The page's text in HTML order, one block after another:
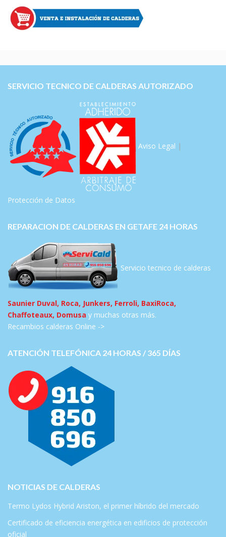
SERVICIO TECNICO DE CALDERAS AUTORIZADO
Aviso Legal |
Protección de Datos
REPARACION DE CALDERAS EN GETAFE 24 HORAS
Servicio tecnico de calderas
Saunier Duval, Roca, Junkers, Ferroli, BaxiRoca,
Chaffoteaux, Domusa y muchas otras más.
Recambios calderas Online ->
ATENCIÓN TELEFÓNICA 24 HORAS / 365 DÍAS
NOTICIAS DE CALDERAS
Termo Lydos Hybrid Ariston, el primer híbrido del mercado
Certificado de eficiencia energética en edificios de protección
oficial